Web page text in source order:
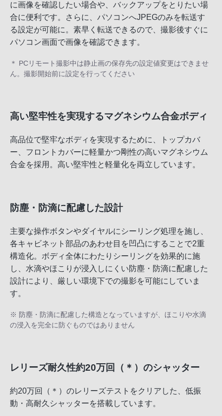
に画像を確認したい場合や、バックアップをとりたい場
合に便利です。さらに、パソコンへJPEGのみを転送す
る設定が可能に。素早く転送できるので、撮影後すぐに
パソコン画面で画像を確認できます。
＊ PCリモート撮影中は静止画の保存先の設定値変更はできませ
ん。撮影開始前に設定を行ってください
高い堅牢性を実現するマグネシウム合金ボディ
高品位で堅牢なボディを実現するために、トップカバ
ー、フロントカバーに軽量かつ剛性の高いマグネシウム
合金を採用。高い堅牢性と軽量化を両立しています。
防塵・防滴に配慮した設計
主要な操作ボタンやダイヤルにシーリング処理を施し、
各キャビネット部品のあわせ目を凹凸にすることで2重
構造化。ボディ全体にわたりシーリングを効果的に施
し、水滴やほこりが浸入しにくい防塵・防滴に配慮した
設計により、厳しい環境下での撮影を可能にしていま
す。
※ 防塵・防滴に配慮した構造となっていますが、ほこりや水滴
の浸入を完全に防ぐものではありません
レリーズ耐久性約20万回（＊）のシャッター
約20万回（＊）のレリーズテストをクリアした、低振
動・高耐久シャッターを搭載しています。